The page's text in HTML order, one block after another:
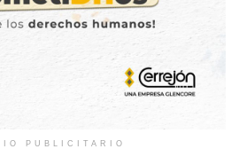
PUBLICITARIO